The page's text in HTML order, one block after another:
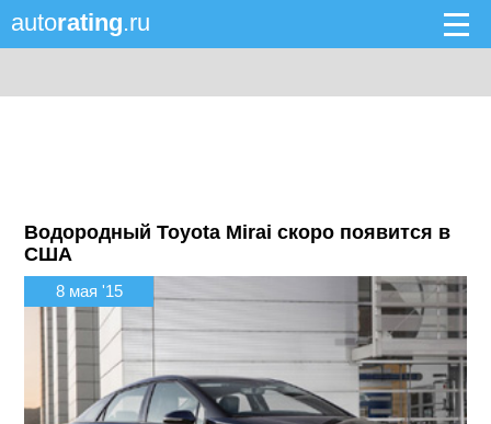
autorating.ru
Водородный Toyota Mirai скоро появится в
США
8 мая '15